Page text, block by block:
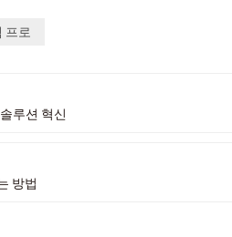
프로
루션 혁신
방법